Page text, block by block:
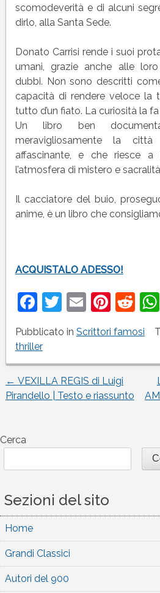
scomodeverità e di alcuni
dirlo, alla Santa Sede.
Donato Carrisi rende i suoi
umani, grazie anche alle
dubbi. Non sono descritti
capacità di rendere veloce la
tutto d’un fiato. La curiosità la
Un libro ben
meravigliosamente la
affascinante, e che riesce a
l’atmosfera di mistero e
Il cacciatore del buio,
anime, è un libro che
ACQUISTALO ADESSO!
Facebook
Twitter
Email
Pubblicato in Scrittori famosi
thriller
Navigazione
← VEXILLA REGIS di Luigi
Pirandello | Testo e riassunto
Cerca
Sezioni del sito
Home
Grandi Classici
Autori del 900